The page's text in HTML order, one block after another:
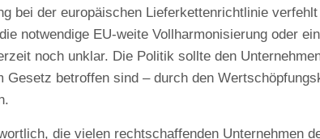
bei der europäischen Lieferkettenrichtlinie
notwendige EU-weite Vollharmonisierung oder
noch unklar. Die Politik sollte den
Gesetz betroffen sind – durch den
die vielen rechtschaffenden Unternehmen